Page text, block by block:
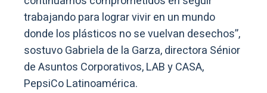
trabajando para lograr vivir en un mundo
donde los plásticos no se vuelvan desechos”,
sostuvo Gabriela de la Garza, directora Sénior
de Asuntos Corporativos, LAB y CASA,
PepsiCo Latinoamérica.